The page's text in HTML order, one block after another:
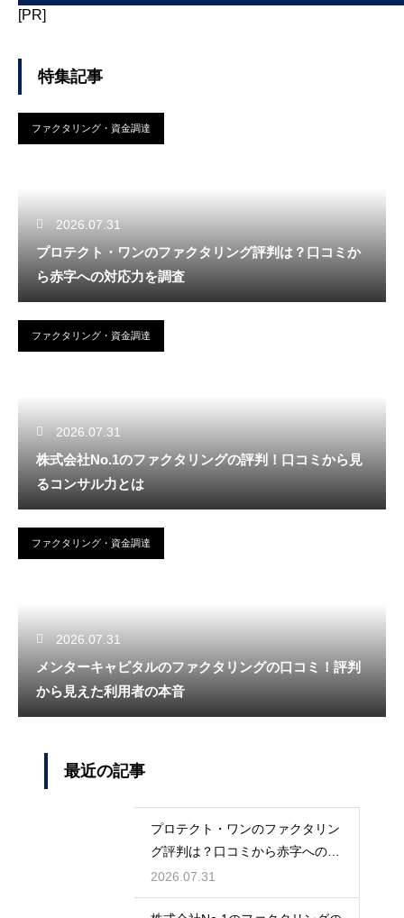
[PR]
特集記事
ファクタリング・資金調達
2026.07.31
プロテクト・ワンのファクタリング評判は？口コミか
ら赤字への対応力を調査
ファクタリング・資金調達
2026.07.31
株式会社No.1のファクタリングの評判！口コミから見
るコンサル力とは
ファクタリング・資金調達
2026.07.31
メンターキャピタルのファクタリングの口コミ！評判
から見えた利用者の本音
最近の記事
プロテクト・ワンのファクタリン
グ評判は？口コミから赤字への対
応力を調査
2026.07.31